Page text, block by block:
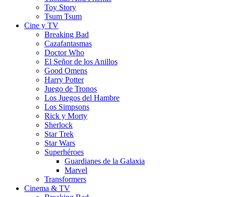
Toy Story
Tsum Tsum
Cine y TV
Breaking Bad
Cazafantasmas
Doctor Who
El Señor de los Anillos
Good Omens
Harry Potter
Juego de Tronos
Los Juegos del Hambre
Los Simpsons
Rick y Morty
Sherlock
Star Trek
Star Wars
Superhéroes
Guardianes de la Galaxia
Marvel
Transformers
Cinema & TV